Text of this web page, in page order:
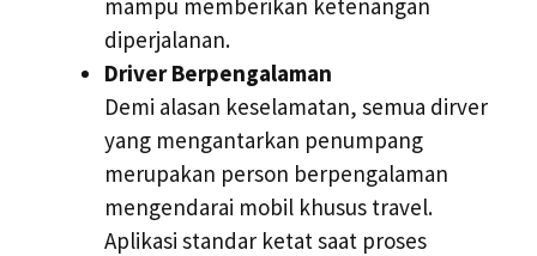
mampu memberikan ketenangan
diperjalanan.
Driver Berpengalaman
Demi alasan keselamatan, semua dirver
yang mengantarkan penumpang
merupakan person berpengalaman
mengendarai mobil khusus travel.
Aplikasi standar ketat saat proses